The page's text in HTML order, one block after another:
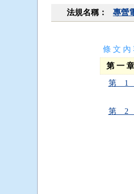
法規名稱： 專營
條 文 內
第 一
第 1
第 2